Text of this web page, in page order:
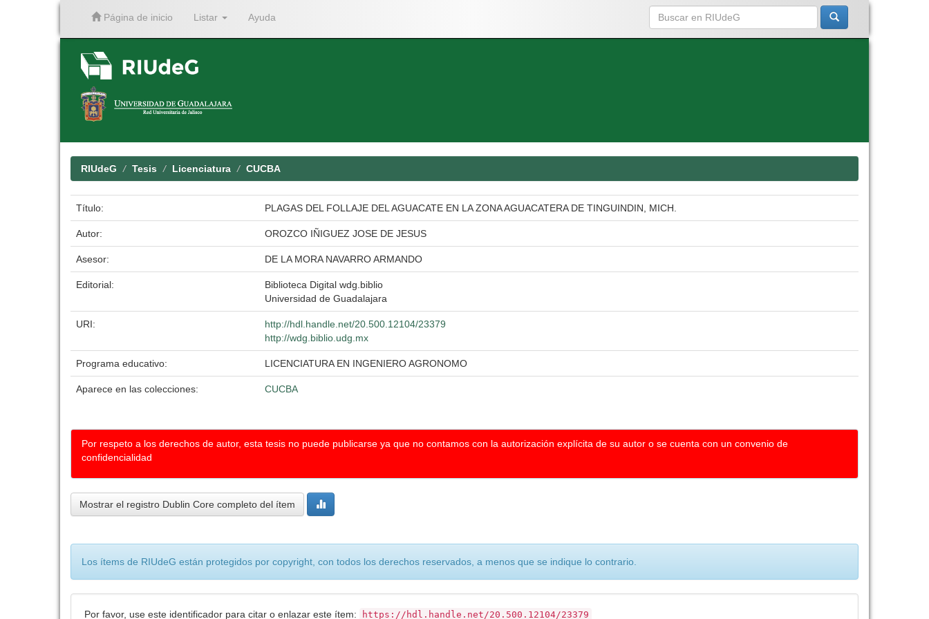
Página de inicio Listar Ayuda
RIUdeG Tesis Licenciatura CUCBA
Título: PLAGAS DEL FOLLAJE DEL AGUACATE EN LA ZONA AGUACATERA DE TINGUINDIN, MICH.
Autor: OROZCO IÑIGUEZ JOSE DE JESUS
Asesor: DE LA MORA NAVARRO ARMANDO
Editorial:
Biblioteca Digital wdg.biblio
Universidad de Guadalajara
URI:
http://hdl.handle.net/20.500.12104/23379
http://wdg.biblio.udg.mx
Programa educativo: LICENCIATURA EN INGENIERO AGRONOMO
Aparece en las colecciones: CUCBA
Por respeto a los derechos de autor, esta tesis no puede publicarse ya que no contamos con la autorización explícita de su autor o se cuenta con un convenio de
confidencialidad
Mostrar el registro Dublin Core completo del ítem
Los ítems de RIUdeG están protegidos por copyright, con todos los derechos reservados, a menos que se indique lo contrario.
Por favor, use este identificador para citar o enlazar este ítem: https://hdl.handle.net/20.500.12104/23379